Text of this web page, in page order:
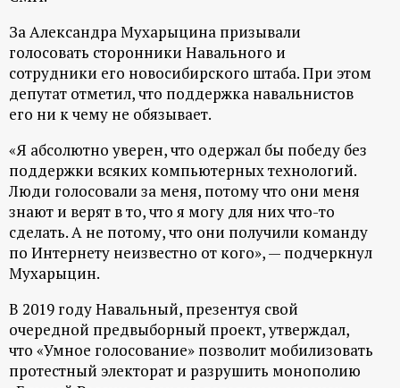
и
о
н
н
ы
й
п
о
р
За Александра Мухарыцина призывали
голосовать сторонники Навального и
сотрудники его новосибирского штаба. При этом
депутат отметил, что поддержка навальнистов
его ни к чему не обязывает.
«Я абсолютно уверен, что одержал бы победу без
поддержки всяких компьютерных технологий.
Люди голосовали за меня, потому что они меня
знают и верят в то, что я могу для них что-то
сделать. А не потому, что они получили команду
по Интернету неизвестно от кого», — подчеркнул
Мухарыцин.
В 2019 году Навальный, презентуя свой
очередной предвыборный проект, утверждал,
что «Умное голосование» позволит мобилизовать
протестный электорат и разрушить монополию